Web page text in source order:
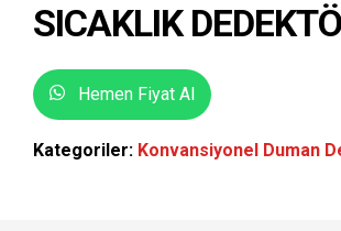
SICAKLIK
Hemen Fiyat Al
Kategoriler: Konvansiyonel Duman